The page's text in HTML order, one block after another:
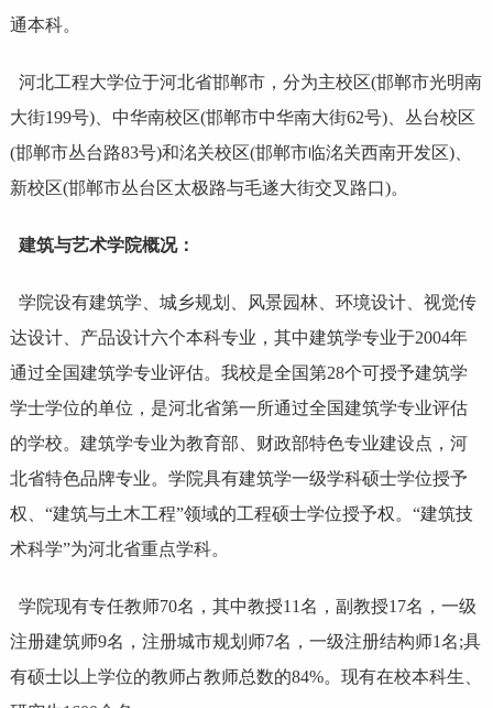
通本科。
河北工程大学位于河北省邯郸市，分为主校区(邯郸市光明南
大街199号)、中华南校区(邯郸市中华南大街62号)、丛台校区
(邯郸市丛台路83号)和洺关校区(邯郸市临洺关西南开发区)、
新校区(邯郸市丛台区太极路与毛遂大街交叉路口)。
建筑与艺术学院概况：
学院设有建筑学、城乡规划、风景园林、环境设计、 视觉传
达设计、 产品设计六个本科专业，其中建筑学专业于2004年
通过全国建筑学专业评估。我校是全国第28个可授予建筑学
学士学位的单位，是河北省第一所通过全国建筑学专业评估
的学校。建筑学专业为教育部、财政部特色专业建设点，河
北省特色品牌专业。学院具有建筑学一级学科硕士学位授予
权、“建筑与土木工程”领域的工程硕士学位授予权。“建筑技
术科学”为河北省重点学科。
学院现有专任教师70名，其中教授11名，副教授17名，一级
注册建筑师9名，注册城市规划师7名，一级注册结构师1名;具
有硕士以上学位的教师占教师总数的84%。现有在校本科生、